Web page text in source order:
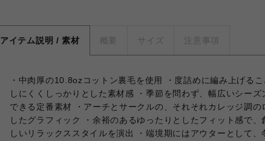
アイテム説明 / 素材 概要 サイズ 注意事項
・中肉厚の10.8ozコットン裏毛を使用 ・度詰めに編み上げる
しにくくしっかりとした素材感 ・季節を問わず、幅広いシーズ
できる定番素材 ・アーチとサークルの、それそれカレッジ調の
したグラフィック ・余裕のあるゆったりとしたフィット感で、
しいリラックススタイルを演出 ・端境期にはアウターとして、